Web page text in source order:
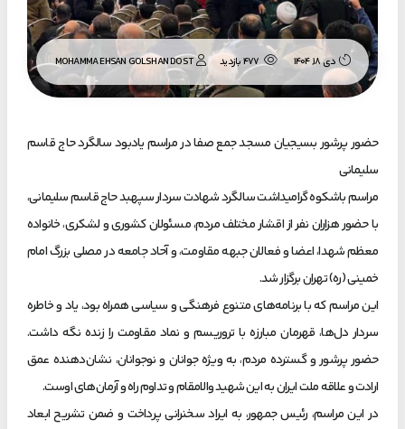
دی ۱۸, ۱۴۰۴ 477 بازدید MOHAMMA EHSAN GOLSHAN DOST
حضور پرشور بسیجیان مسجد جمع صفا در مراسم یادبود سالگرد حاج قاسم
سلیمانی
مراسم باشکوه گرامیداشت سالگرد شهادت سردار سپهبد حاج قاسم سلیمانی،
با حضور هزاران نفر از اقشار مختلف مردم، مسئولان کشوری و لشکری، خانواده
معظم شهدا، اعضا و فعالان جبهه مقاومت، و آحاد جامعه در مصلی بزرگ امام
خمینی (ره) تهران برگزار شد.
این مراسم که با برنامه‌های متنوع فرهنگی و سیاسی همراه بود، یاد و خاطره
سردار دل‌ها، قهرمان مبارزه با تروریسم و نماد مقاومت را زنده نگه داشت.
حضور پرشور و گسترده مردم، به ویژه جوانان و نوجوانان، نشان‌دهنده عمق
ارادت و علاقه ملت ایران به این شهید والامقام و تداوم راه و آرمان‌های اوست.
در این مراسم، رئیس جمهور، به ایراد سخنرانی پرداخت و ضمن تشریح ابعاد